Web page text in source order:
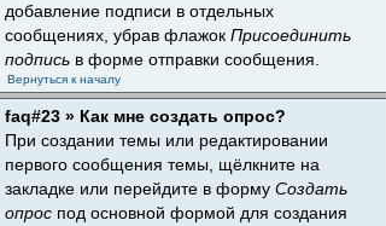
добавление подписи в отдельных
сообщениях, убрав флажок Присоединить
подпись в форме отправки сообщения.
Вернуться к началу
faq#23 » Как мне создать опрос?
При создании темы или редактировании
первого сообщения темы, щёлкните на
закладке или перейдите в форму Создать
опрос под основной формой для создания